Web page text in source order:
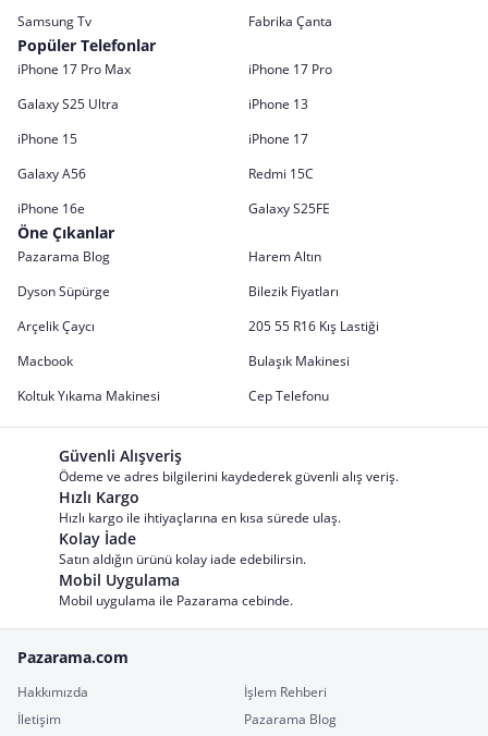
Samsung Tv
Fabrika Çanta
Popüler Telefonlar
iPhone 17 Pro Max
iPhone 17 Pro
Galaxy S25 Ultra
iPhone 13
iPhone 15
iPhone 17
Galaxy A56
Redmi 15C
iPhone 16e
Galaxy S25FE
Öne Çıkanlar
Pazarama Blog
Harem Altın
Dyson Süpürge
Bilezik Fiyatları
Arçelik Çaycı
205 55 R16 Kış Lastiği
Macbook
Bulaşık Makinesi
Koltuk Yıkama Makinesi
Cep Telefonu
Güvenli Alışveriş
Ödeme ve adres bilgilerini kaydederek güvenli alış veriş.
Hızlı Kargo
Hızlı kargo ile ihtiyaçlarına en kısa sürede ulaş.
Kolay İade
Satın aldığın ürünü kolay iade edebilirsin.
Mobil Uygulama
Mobil uygulama ile Pazarama cebinde.
Pazarama.com
Hakkımızda
İşlem Rehberi
İletişim
Pazarama Blog